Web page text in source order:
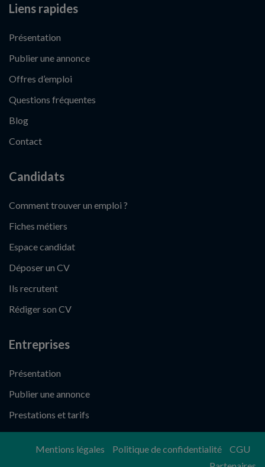
Liens rapides
Présentation
Publier une annonce
Offres d’emploi
Questions fréquentes
Blog
Contact
Candidats
Comment trouver un emploi ?
Fiches métiers
Espace candidat
Déposer un CV
Ils recrutent
Rédiger son CV
Entreprises
Présentation
Publier une annonce
Prestations et tarifs
Mentions légales Politique de confidentialité
CGU